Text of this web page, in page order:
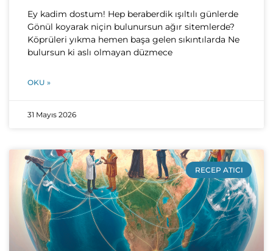
Ey kadim dostum! Hep beraberdik ışıltılı günlerde
Gönül koyarak niçin bulunursun ağır sitemlerde?
Köprüleri yıkma hemen başa gelen sıkıntılarda Ne
bulursun ki aslı olmayan düzmece
OKU »
31 Mayıs 2026
RECEP ATICI